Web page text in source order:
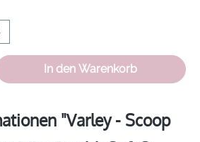
Gib den gewünschten
In den Warenkorb
"Varley - Scoop